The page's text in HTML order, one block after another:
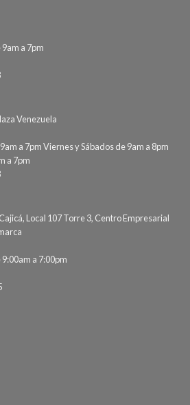
a 7pm
Venezuela
a 7pm Viernes y Sábados de 9am a 8pm
a 7pm
Local 107 Torre 3, Centro Empresarial
a 7:00pm